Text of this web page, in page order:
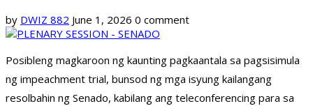
by DWIZ 882 June 1, 2026 0 comment
Posibleng magkaroon ng kaunting pagkaantala sa pagsisimula
ng impeachment trial, bunsod ng mga isyung kailangang
resolbahin ng Senado, kabilang ang teleconferencing para sa